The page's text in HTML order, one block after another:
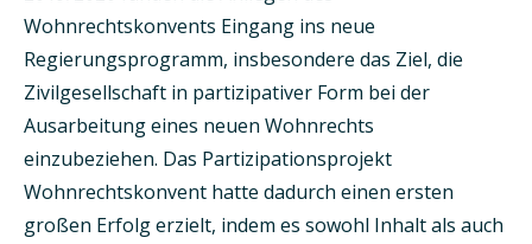
Wohnrechtskonvents Eingang ins neue
Regierungsprogramm, insbesondere das Ziel, die
Zivilgesellschaft in partizipativer Form bei der
Ausarbeitung eines neuen Wohnrechts
einzubeziehen. Das Partizipationsprojekt
Wohnrechtskonvent hatte dadurch einen ersten
großen Erfolg erzielt, indem es sowohl Inhalt als auch